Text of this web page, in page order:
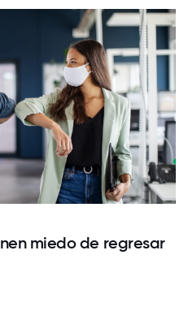
miedo de regresar